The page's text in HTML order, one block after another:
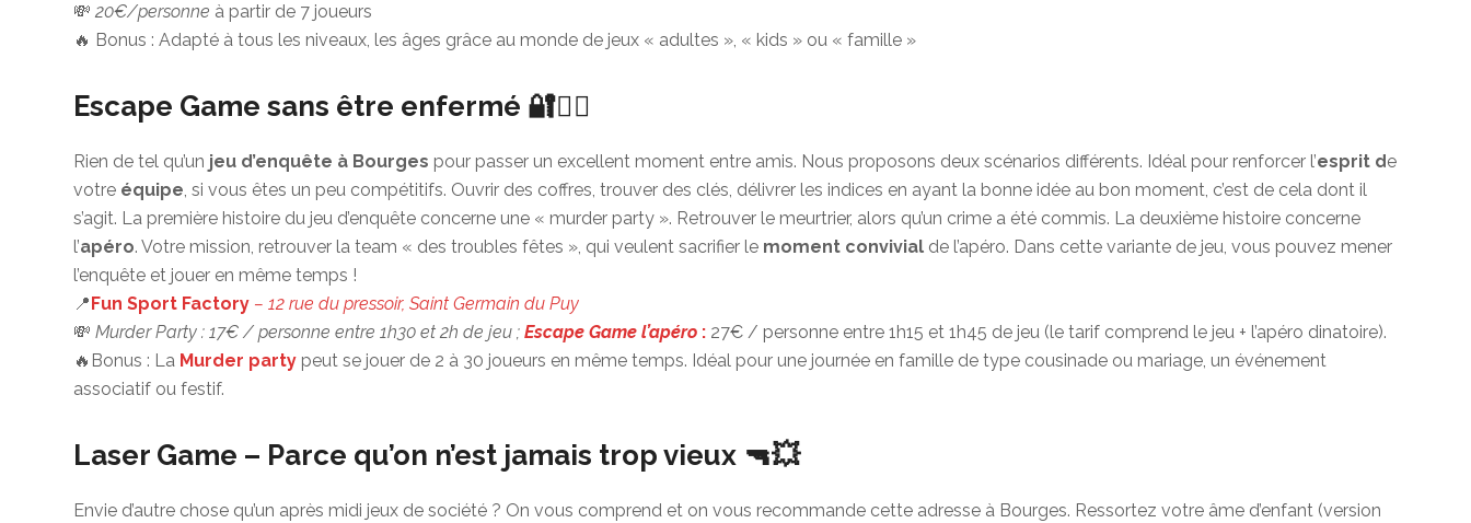
💸20€/personne à partir de 7 joueurs
🔥 Bonus : Adapté à tous les niveaux, les âges grâce au monde de jeux « adultes », « kids » ou « famille »
Escape Game sans être enfermé 🔐🕵️‍♂️
Rien de tel qu’un jeu d’enquête à Bourges pour passer un excellent moment entre amis. Nous proposons deux scénarios différents. Idéal pour renforcer l’esprit de
votre équipe, si vous êtes un peu compétitifs. Ouvrir des coffres, trouver des clés, délivrer les indices en ayant la bonne idée au bon moment, c’est de cela dont il
s’agit. La première histoire du jeu d’enquête concerne une « murder party ». Retrouver le meurtrier, alors qu’un crime a été commis. La deuxième histoire concerne
l’apéro. Votre mission, retrouver la team « des troubles fêtes », qui veulent sacrifier le moment convivial de l’apéro. Dans cette variante de jeu, vous pouvez mener
l’enquête et jouer en même temps !
📍 Fun Sport Factory – 12 rue du pressoir, Saint Germain du Puy
💸Murder Party : 17€ / personne entre 1h30 et 2h de jeu ;Escape Game l’apéro : 27€ / personne entre 1h15 et 1h45 de jeu (le tarif comprend le jeu + l’apéro dinatoire).
🔥Bonus : La Murder party peut se jouer de 2 à 30 joueurs en même temps. Idéal pour une journée en famille de type cousinade ou mariage, un événement
associatif ou festif.
Laser Game – Parce qu’on n’est jamais trop vieux 🔫💥
Envie d’autre chose qu’un après midi jeux de société ? On vous comprend et on vous recommande cette adresse à Bourges. Ressortez votre âme d’enfant (version